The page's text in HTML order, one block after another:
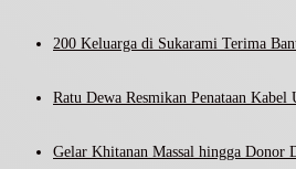
200 Keluarga di Sukarami Terima
Ratu Dewa Resmikan Penataan
Gelar Khitanan Massal hingga Donor